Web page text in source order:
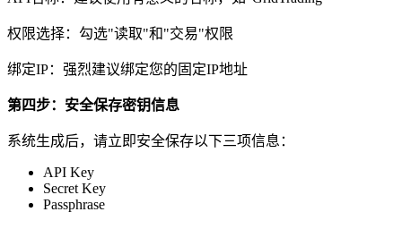
权限选择：勾选"读取"和"交易"权限
绑定IP：强烈建议绑定您的固定IP地址
第四步：安全保存密钥信息
系统生成后，请立即安全保存以下三项信息：
API Key
Secret Key
Passphrase